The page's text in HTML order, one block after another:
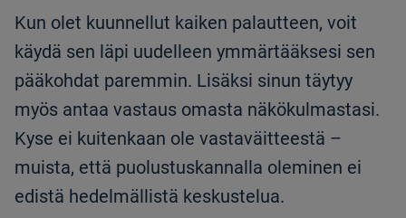
Kun olet kuunnellut kaiken palautteen, voit
käydä sen läpi uudelleen ymmärtääksesi sen
pääkohdat paremmin. Lisäksi sinun täytyy
myös antaa vastaus omasta näkökulmastasi.
Kyse ei kuitenkaan ole vastaväitteestä –
muista, että puolustuskannalla oleminen ei
edistä hedelmällistä keskustelua.